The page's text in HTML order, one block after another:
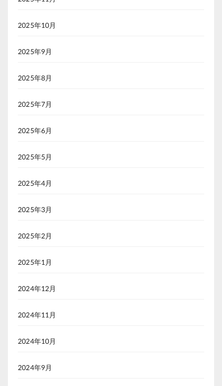
2025年10月
2025年9月
2025年8月
2025年7月
2025年6月
2025年5月
2025年4月
2025年3月
2025年2月
2025年1月
2024年12月
2024年11月
2024年10月
2024年9月